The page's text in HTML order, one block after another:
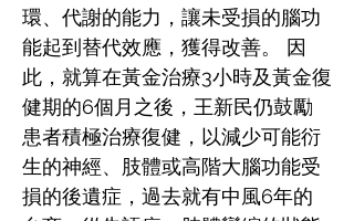
環、代謝的能力，讓未受損的腦功
能起到替代效應，獲得改善。 因
此，就算在黃金治療3小時及黃金復
健期的6個月之後，王新民仍鼓勵
患者積極治療復健，以減少可能衍
生的神經、肢體或高階大腦功能受
損的後遺症，過去就有中風6年的